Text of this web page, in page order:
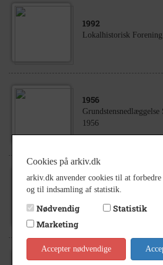
1992
Lokalhistorisk
1956
1956
1957
Cookies på arkiv.dk
arkiv.dk anvender cookies til at
og til indsamling af statistik.
Nødvendig
Statistik
Marketing
Accepter nødvendige